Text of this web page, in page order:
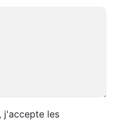
j'accepte les